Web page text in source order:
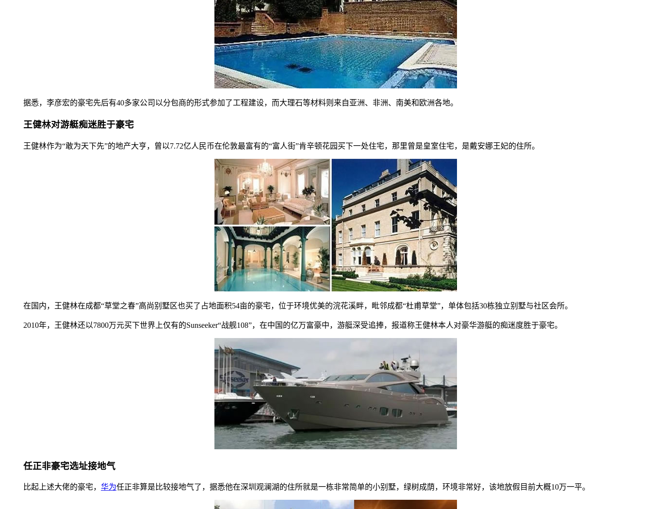
据悉，李彦宏的豪宅先后有40多家公司以分包商的形式参加了工程建设，而大理石等材料则来自亚洲、非洲、南美和欧洲各地。
王健林对游艇痴迷胜于豪宅
王健林作为“敢为天下先”的地产大亨，曾以7.72亿人民币在伦敦最富有的“富人街”肯辛顿花园买下一处住宅，那里曾是皇室住宅，是戴安娜王妃的住所。
在国内，王健林在成都“草堂之春”高尚别墅区也买了占地面积54亩的豪宅，位于环境优美的浣花溪畔，毗邻成都“杜甫草堂”，单体包括30栋独立别墅与社区会所。
2010年，王健林还以7800万元买下世界上仅有的Sunseeker“战舰108”，在中国的亿万富豪中，游艇深受追捧，报道称王健林本人对豪华游艇的痴迷度胜于豪宅。
任正非豪宅选址接地气
比起上述大佬的豪宅， 华为任正非算是比较接地气了，据悉他在深圳观澜湖的住所就是一栋非常简单的小别墅，绿树成荫，环境非常好，该地放假目前大概10万一平。